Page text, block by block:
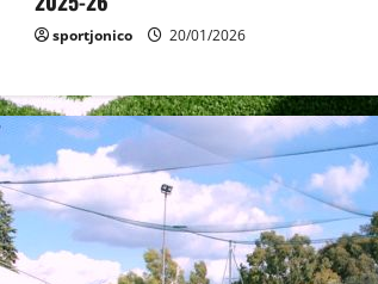
sportjonico 20/01/2026